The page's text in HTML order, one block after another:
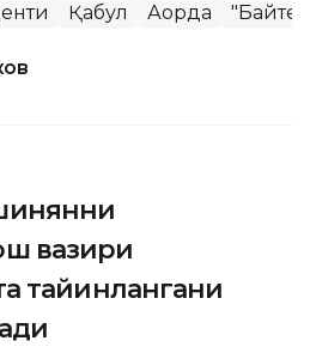
Қабул Ақорда
вазири
тайинлангани